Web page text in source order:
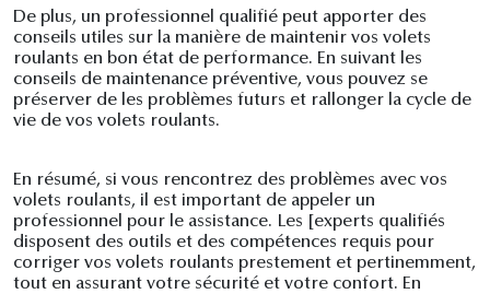
De plus, un professionnel qualifié peut apporter des
conseils utiles sur la manière de maintenir vos volets
roulants en bon état de performance. En suivant les
conseils de maintenance préventive, vous pouvez se
préserver de les problèmes futurs et rallonger la cycle de
vie de vos volets roulants.
En résumé, si vous rencontrez des problèmes avec vos
volets roulants, il est important de appeler un
professionnel pour le assistance. Les [experts qualifiés
disposent des outils et des compétences requis pour
corriger vos volets roulants prestement et pertinemment,
tout en assurant votre sécurité et votre confort. En